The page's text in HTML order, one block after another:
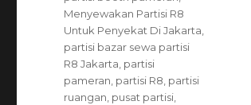
Menyewakan Partisi R8
Untuk Penyekat Di Jakarta
partisi bazar sewa partisi
R8 Jakarta partisi
pameran partisi R8 partisi
ruangan pusat partisi